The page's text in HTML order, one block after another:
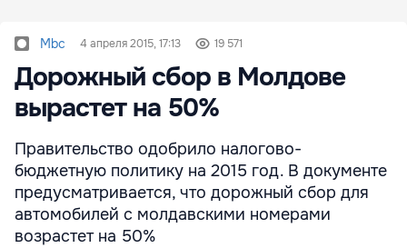
Mbc 4 апреля 2015, 17:13 19 571
Дорожный сбор в Молдове
вырастет на 50%
Правительство одобрило налогово-
бюджетную политику на 2015 год. В документе
предусматривается, что дорожный сбор для
автомобилей с молдавскими номерами
возрастет на 50%